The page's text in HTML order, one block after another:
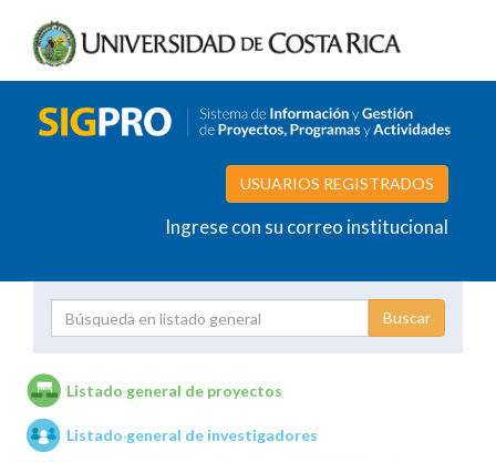
USUARIOS REGISTRADOS
Ingrese con su correo institucional
Unidades de investigación
Listado general de proyectos
Listado general de investigadores